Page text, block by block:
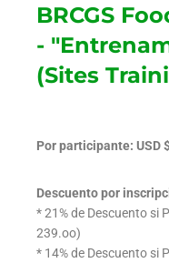
BRCGS
-
(Sites
Por participante: USD
Descuento por
* 21% de Descuento si
239.oo)
* 14% de Descuento si